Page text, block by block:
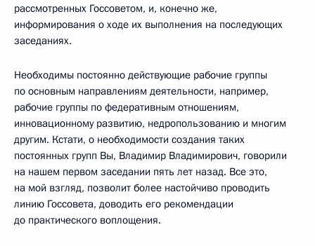
рассмотренных Госсоветом, и, конечно же,
информирования о ходе их выполнения на последующих
заседаниях.
Необходимы постоянно действующие рабочие группы
по основным направлениям деятельности, например,
рабочие группы по федеративным отношениям,
инновационному развитию, недропользованию и многим
другим. Кстати, о необходимости создания таких
постоянных групп Вы, Владимир Владимирович, говорили
на нашем первом заседании пять лет назад. Все это,
на мой взгляд, позволит более настойчиво проводить
линию Госсовета, доводить его рекомендации
до практического воплощения.